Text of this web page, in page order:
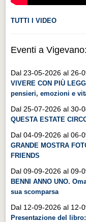
CHI SIAMO
CHI SIAMO
CITTÀ
Guida turistica rapida
Guida
Musica e teatro
Musica e
Distretto industriale
Distretto
Muoversi a Vigevano
Muoversi a
Cultura e turismo 4.0
TUTTI I VIDEO
Eventi a Vigevano:
Dal 23-05-2026 al 26-
VIVERE CON PIÙ
pensieri, emozioni e
Dal 25-07-2026 al 30-
QUESTA ESTATE
Dal 04-09-2026 al 06-
GRANDE MOSTRA
FRIENDS
Dal 09-09-2026 al 09-
BENNI ANNO UNO.
sua scomparsa
Dal 12-09-2026 al 12-
Presentazione del libro: